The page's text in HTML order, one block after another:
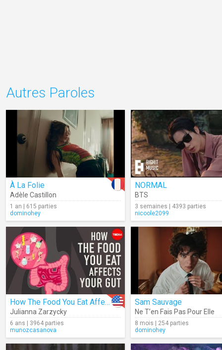
Autres Paroles
À La Folie
Adèle Castillon
1 an | 615 parties
dominohey
NORMAL
BTS
3 semaines | 4393 parties
nicoole2099
How The Food You Eat Affects Your Gut
Julianna Zarzycky
6 ans | 3964 parties
munozcasanova
Sam Sauvage
Ne T’en Fais Pas Pour Elle
8 mois | 254 parties
dominohey